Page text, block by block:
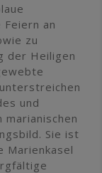
an
zu
der Heiligen
und
Sie ist
Marienkasel